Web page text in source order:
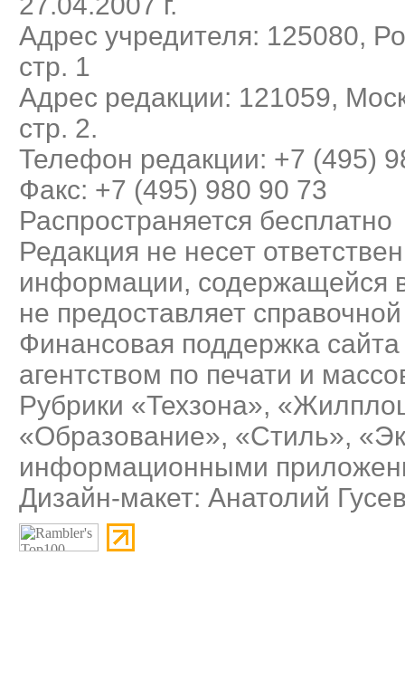
Адрес учредителя: 125080,
стр. 1
Адрес редакции: 121059,
стр. 2.
Телефон редакции: +7 (495)
Факс: +7 (495) 980 90 73
Распространяется бесплатно
Редакция не несет
информации, содержащейся
не предоставляет
Финансовая поддержка
агентством по печати и
Рубрики «Техзона»,
«Образование», «Стиль»,
информационными
Дизайн-макет: Анатолий